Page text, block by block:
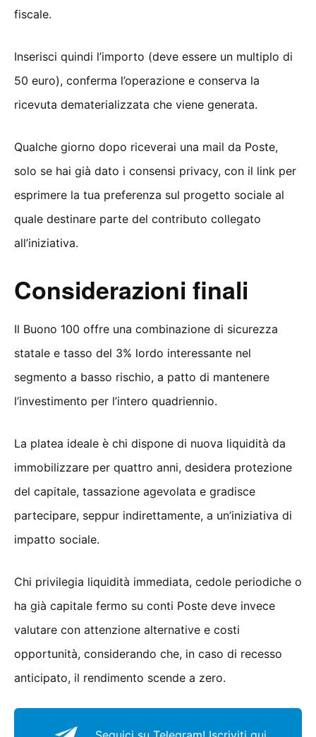
fiscale.
Inserisci quindi l’importo (deve essere un multiplo di
50 euro), conferma l’operazione e conserva la
ricevuta dematerializzata che viene generata.
Qualche giorno dopo riceverai una mail da Poste,
solo se hai già dato i consensi privacy, con il link per
esprimere la tua preferenza sul progetto sociale al
quale destinare parte del contributo collegato
all’iniziativa.
Considerazioni finali
Il Buono 100 offre una combinazione di sicurezza
statale e tasso del 3% lordo interessante nel
segmento a basso rischio, a patto di mantenere
l’investimento per l’intero quadriennio.
La platea ideale è chi dispone di nuova liquidità da
immobilizzare per quattro anni, desidera protezione
del capitale, tassazione agevolata e gradisce
partecipare, seppur indirettamente, a un’iniziativa di
impatto sociale.
Chi privilegia liquidità immediata, cedole periodiche o
ha già capitale fermo su conti Poste deve invece
valutare con attenzione alternative e costi
opportunità, considerando che, in caso di recesso
anticipato, il rendimento scende a zero.